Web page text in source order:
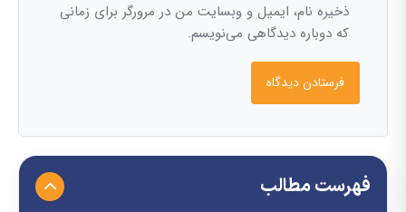
ذخیره نام، ایمیل و وبسایت من در مرورگر برای زمانی
که دوباره دیدگاهی می‌نویسم.
فهرست مطالب